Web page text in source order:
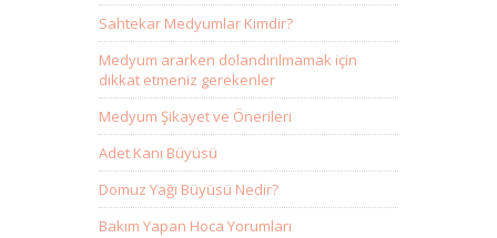
Sahtekar Medyumlar Kimdir?
Medyum ararken dolandırılmamak için
dikkat etmeniz gerekenler
Medyum Şikayet ve Önerileri
Adet Kanı Büyüsü
Domuz Yağı Büyüsü Nedir?
Bakım Yapan Hoca Yorumları